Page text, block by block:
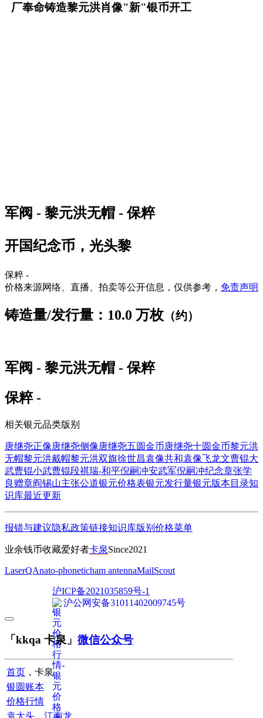
厂奉命铸造黎元洪肖像"新"银币开工
军阀 - 黎元洪无帽 - 保粹
开国纪念币，光头黎
保粹 -
价格来源网络、直播、拍卖等公开信息，仅供参考， 免责声明
铸造量/发行量：10.0 万枚 （约）
军阀 - 黎元洪无帽 - 保粹
保粹 -
相关银元品类版别
唐继尧正像唐继尧侧像唐继尧五圆金币唐继尧十圆金币黎元洪
无帽黎元洪戴帽黎元洪双旗徐世昌袁像共和袁像飞龙文曹锟大
武曹锟小武曹锟段祺瑞-和平倪嗣冲安武军倪嗣冲纪念章张学
良赠章阎锡山主张公道银元价格表银元发行量银元版本目录知
识库最近更新
报错与建议隐私政策链接知识库版别 价格菜单
业余钱币收藏爱好者卡泉Since2021
LaserQAnato-phoneticham antennaMailScout
沪ICP备2021035859号-1
沪公网安备31011402009745号
「kkqa 卡泉」 微信公众号
首页 ，卡泉
银圆账本
价格行情
袁大头
江南龙